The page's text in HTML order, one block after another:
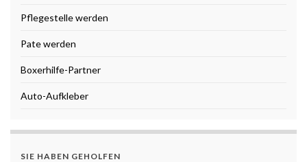
Pflegestelle werden
Pate werden
Boxerhilfe-Partner
Auto-Aufkleber
SIE HABEN GEHOLFEN